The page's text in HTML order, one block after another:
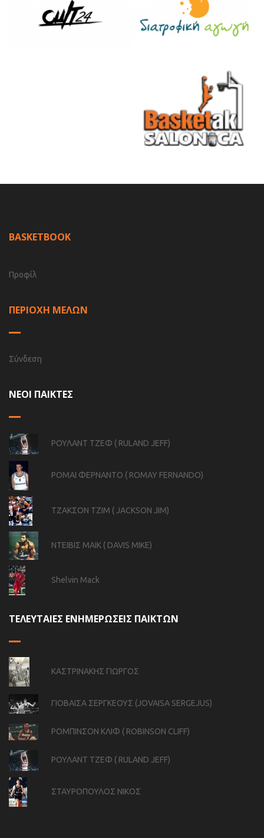
BASKETBOOK
Προφίλ
ΠΕΡΙΟΧΗ ΜΕΛΩΝ
Σύνδεση
ΝΕΟΙ ΠΑΙΚΤΕΣ
ΡΟΥΛΑΝΤ ΤΖΕΦ ( RULAND JEFF)
ΡΟΜΑΙ ΦΕΡΝΑΝΤΟ ( ROMAY FERNANDO)
ΤΖΑΚΣΟΝ ΤΖΙΜ ( JACKSON JIM)
ΝΤΕΙΒΙΣ ΜΑΙΚ ( DAVIS MIKE)
Shelvin Mack
ΤΕΛΕΥΤΑΙΕΣ ΕΝΗΜΕΡΩΣΕΙΣ ΠΑΙΚΤΩΝ
ΚΑΣΤΡΙΝΑΚΗΣ ΓΙΩΡΓΟΣ
ΓΙΟΒΑΙΣΑ ΣΕΡΓΚΕΟΥΣ (JOVAISA SERGEJUS)
ΡΟΜΠΙΝΣΟΝ ΚΛΙΦ ( ROBINSON CLIFF)
ΡΟΥΛΑΝΤ ΤΖΕΦ ( RULAND JEFF)
ΣΤΑΥΡΟΠΟΥΛΟΣ ΝΙΚΟΣ